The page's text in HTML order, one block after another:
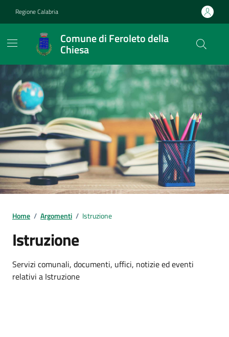
Regione Calabria
Comune di Feroleto della
Chiesa
Home / Argomenti / Istruzione
Istruzione
Dettagli dell'argomento
Servizi comunali, documenti, uffici, notizie ed eventi
relativi a Istruzione